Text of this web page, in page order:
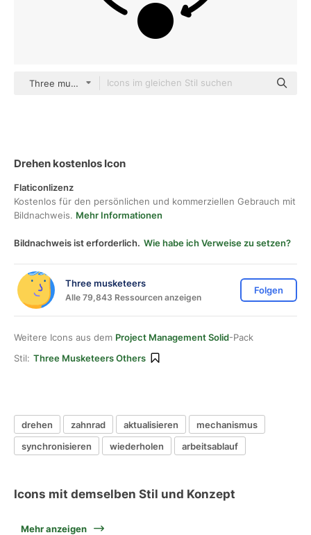
Three musketeers Others
Drehen kostenlos Icon
Flaticonlizenz
Kostenlos für den persönlichen und kommerziellen Gebrauch mit
Bildnachweis. Mehr Informationen
Bildnachweis ist erforderlich. Wie habe ich Verweise zu setzen?
Three musketeers
Alle 79,843 Ressourcen anzeigen
Folgen
Weitere Icons aus dem Project Management Solid-Pack
Stil: Three Musketeers Others
drehen zahnrad aktualisieren
mechanismus
synchronisieren
wiederholen arbeitsablauf
Icons mit demselben Stil und Konzept
Mehr anzeigen